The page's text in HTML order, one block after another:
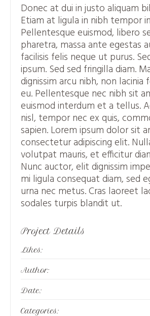
Donec at dui in justo aliquam
Etiam at ligula in nibh tempor
Pellentesque euismod, libero
pharetra, massa ante egestas
facilisis felis neque ut purus.
ipsum. Sed sed fringilla diam.
dignissim arcu nibh, non
eu. Pellentesque nec nibh sit
euismod interdum et a tellus.
nisl, tempor nec ex quis,
sapien. Lorem ipsum dolor sit
consectetur adipiscing elit.
volutpat mauris, et efficitur
Nunc auctor, elit dignissim
mi ligula consequat diam, sed
urna nec metus. Cras laoreet
sodales turpis blandit ut.
Project Details
Likes:
Author:
Date:
Categories: